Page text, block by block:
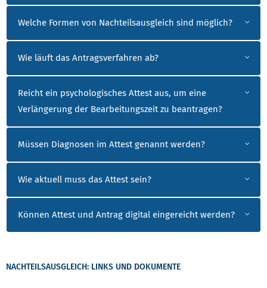
Welche Formen von Nachteilsausgleich sind möglich?
Wie läuft das Antragsverfahren ab?
Reicht ein psychologisches Attest aus, um eine
Verlängerung der Bearbeitungszeit zu beantragen?
Müssen Diagnosen im Attest genannt werden?
Wie aktuell muss das Attest sein?
Können Attest und Antrag digital eingereicht werden?
NACHTEILSAUSGLEICH: LINKS UND DOKUMENTE